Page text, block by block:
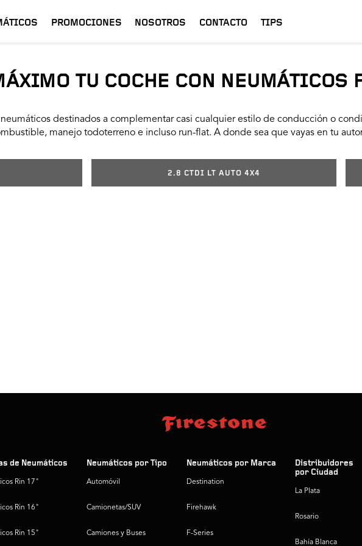
PROMOCIONES NOSOTROS CONTACTO TIPS
TU COCHE CON NEUMÁTICOS
destinados a complementar casi cualquier estilo de conducción o
manejo todoterreno e incluso run-flat. A donde sea que vayas en tu
2.8 CTDI LT AUTO 4X4
de Neumáticos
Rin 17"
Rin 16"
Rin 15"
Neumáticos por Tipo
Automóvil
Camionetas/SUV
Camiones y Buses
Neumáticos por Marca
Destination
Firehawk
F-Series
Distribuidores
por Ciudad
La Plata
Rosario
Bahía Blanca